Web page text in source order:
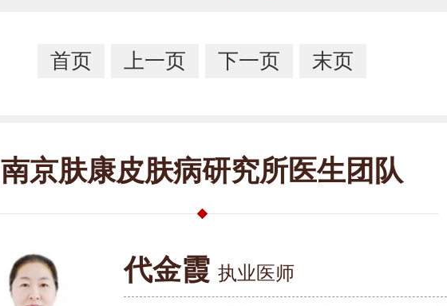
首页 上一页 下一页 末页
南京肤康皮肤病研究所医生团队
代金霞 执业医师